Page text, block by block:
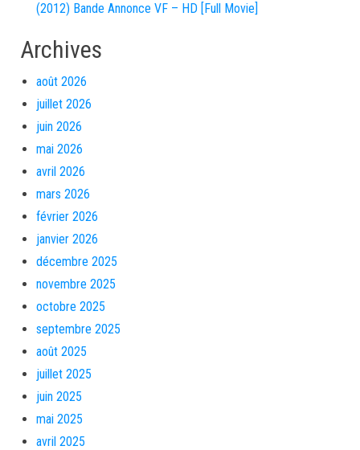
(2012) Bande Annonce VF – HD [Full Movie]
Archives
août 2026
juillet 2026
juin 2026
mai 2026
avril 2026
mars 2026
février 2026
janvier 2026
décembre 2025
novembre 2025
octobre 2025
septembre 2025
août 2025
juillet 2025
juin 2025
mai 2025
avril 2025